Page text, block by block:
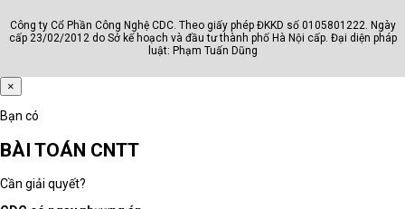
Công ty Cổ Phần Công Nghệ CDC. Theo giấy phép ĐKKD số 0105801222. Ngày
cấp 23/02/2012 do Sở kế hoạch và đầu tư thành phố Hà Nội cấp. Đại diện pháp
luật: Phạm Tuấn Dũng
×
Bạn có
BÀI TOÁN CNTT
Cần giải quyết?